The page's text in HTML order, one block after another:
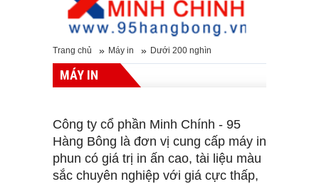
Trang chủ » Máy in » Dưới 200 nghìn
MÁY IN
Công ty cổ phần Minh Chính - 95
Hàng Bông là đơn vị cung cấp máy in
phun có giá trị in ấn cao, tài liệu màu
sắc chuyên nghiệp với giá cực thấp,